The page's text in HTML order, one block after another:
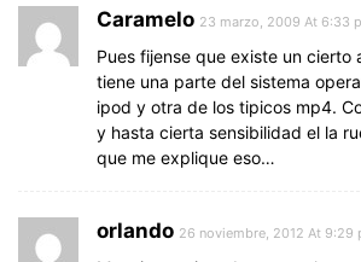
Caramelo 23 marzo, 2009 At 6:33
Pues fijense que existe un cierto
tiene una parte del sistema
ipod y otra de los tipicos mp4.
y hasta cierta sensibilidad el la
que me explique eso…
orlando 26 noviembre, 2012 At 9:29